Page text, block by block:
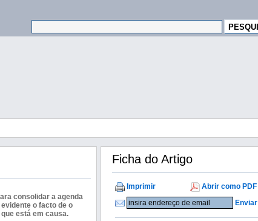
consolidar a agenda
o facto de o
está em causa.
Ficha do Artigo
Imprimir
Abrir como PDF
Enviar